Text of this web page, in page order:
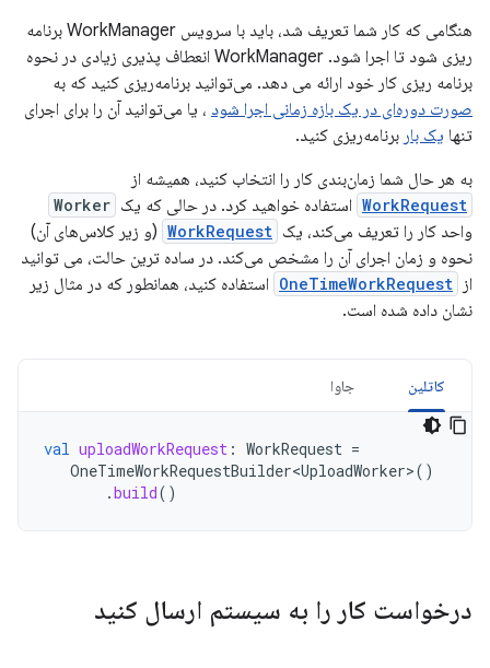
هنگامی که کار شما تعریف شد، باید با سرویس WorkManager برنامه
ریزی شود تا اجرا شود. WorkManager انعطاف پذیری زیادی در نحوه
برنامه ریزی کار خود ارائه می دهد. می‌توانید برنامه‌ریزی کنید که به
صورت دوره‌ای در یک بازه زمانی اجرا شود ، یا می‌توانید آن را برای اجرای
تنها یک بار برنامه‌ریزی کنید.
به هر حال شما زمان‌بندی کار را انتخاب کنید، همیشه از
WorkRequest استفاده خواهید کرد. در حالی که یک Worker
واحد کار را تعریف می‌کند، یک WorkRequest (و زیر کلاس‌های آن)
نحوه و زمان اجرای آن را مشخص می‌کند. در ساده ترین حالت، می توانید
از OneTimeWorkRequest استفاده کنید، همانطور که در مثال زیر
نشان داده شده است.
کاتلین جاوا
val uploadWorkRequest : WorkRequest =
OneTimeWorkRequestBuilder<UploadWorker>()
.build()
درخواست کار را به سیستم ارسال کنید